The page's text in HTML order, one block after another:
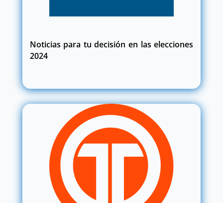
Noticias para tu decisión en las elecciones
2024